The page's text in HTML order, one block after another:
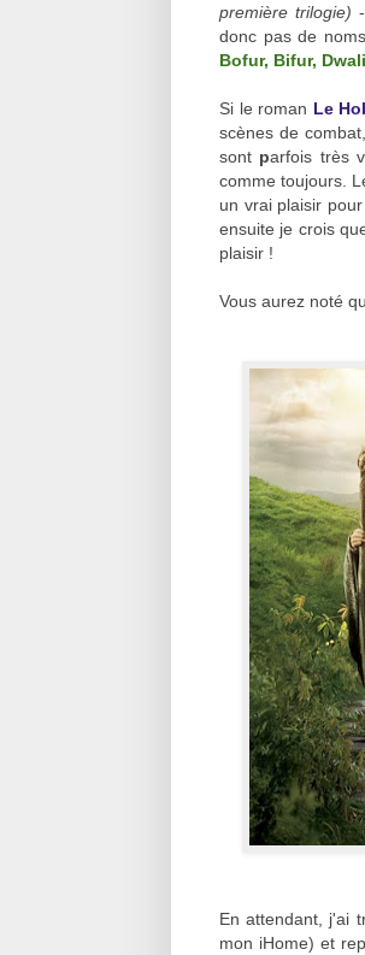
première trilogie)
donc pas de
Bofur, Bifur,
Si le roman Le
scènes de
sont parfois très
comme toujours.
un vrai plaisir
ensuite je crois
plaisir !
Vous aurez noté
En attendant, j'ai
mon iHome) et